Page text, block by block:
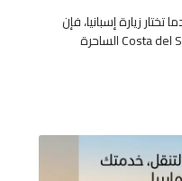
زيارة إسبانيا، فإن